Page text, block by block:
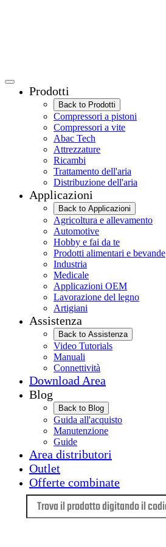
Prodotti
Back to Prodotti
Compressori a pistoni
Compressori a vite
Abac Tech
Attrezzature
Ricambi
Trattamento dell'aria
Distribuzione dell'aria
Applicazioni
Back to Applicazioni
Agricoltura e allevamento
Automotive
Hobby e fai da te
Prodotti alimentari e bevande
Industria
Medicale
Applicazioni OEM
Lavorazione del legno
Artigiani
Assistenza
Back to Assistenza
Video Tutorials
Manuali
Connettività
Download Area
Blog
Back to Blog
Guida all'acquisto
Manutenzione
Guide
Area distributori
Outlet
Offerte combinate